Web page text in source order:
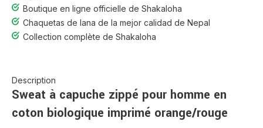
Boutique en ligne officielle de Shakaloha
Chaquetas de lana de la mejor calidad de Nepal
Collection complète de Shakaloha
Description
Sweat à capuche zippé pour homme en
coton biologique imprimé orange/rouge